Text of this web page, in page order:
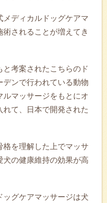
ディカルドッグケアマ
されることが増えてき
考案されたこちらのド
デンで行われている動物
マッサージをもとにオ
て、日本で開発された
を理解した上でマッサ
犬の健康維持の効果が高
ッグケアマッサージは犬